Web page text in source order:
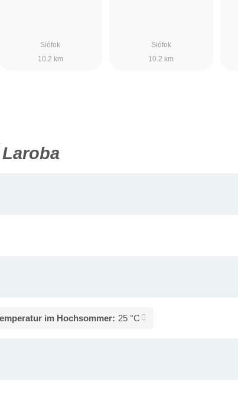
Siófok
10.2 km
Siófok
10.2 km
im Hochsommer: 25 °C